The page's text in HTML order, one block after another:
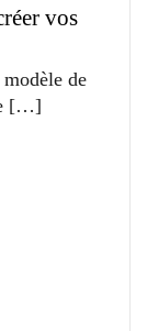
vos
de